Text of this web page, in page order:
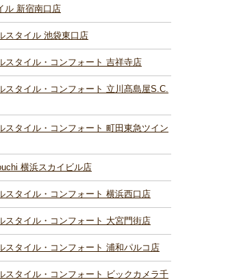
ル 新宿南口店
スタイル 池袋東口店
スタイル・コンフォート 吉祥寺店
スタイル・コンフォート 立川髙島屋S.C.
スタイル・コンフォート 町田東急ツイン
横浜スカイビル店
スタイル・コンフォート 横浜西口店
スタイル・コンフォート 大宮門街店
スタイル・コンフォート 浦和パルコ店
スタイル・コンフォート ビックカメラ千